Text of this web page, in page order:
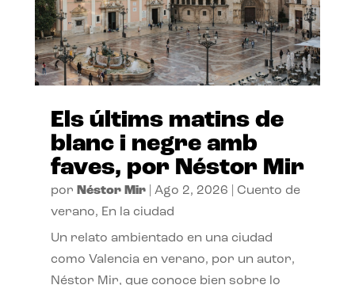
Els últims matins de
blanc i negre amb
faves, por Néstor Mir
por Néstor Mir| Ago 2, 2026
Cuento de
verano, En la ciudad
Un relato ambientado en una ciudad
como Valencia en verano, por un autor,
Néstor Mir, que conoce bien sobre lo